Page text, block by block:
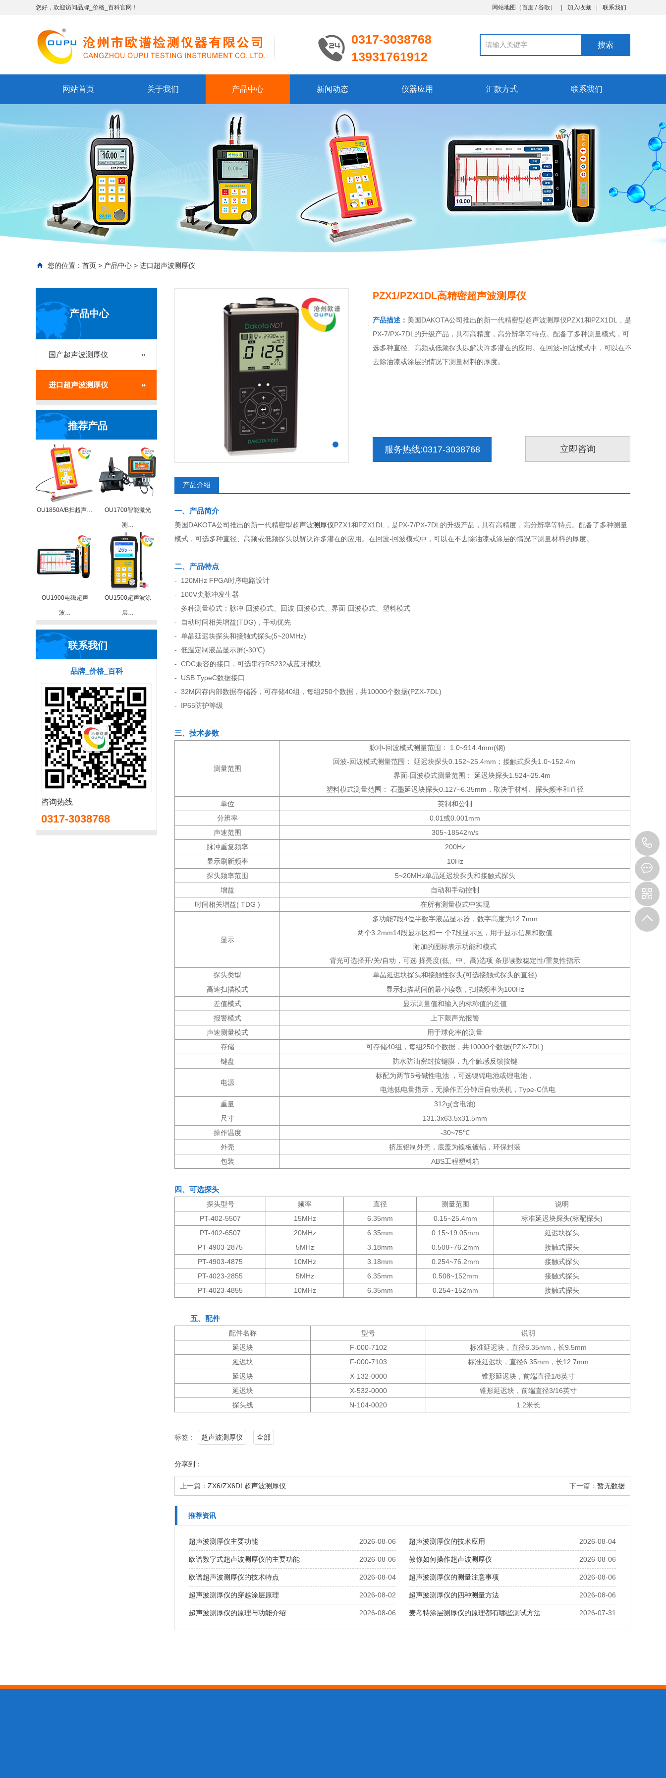
您好，欢迎访问品牌_价格_百科官网！ 网站地图 （百度 /谷歌 ） 加入收藏 联系我们
0317-3038768
13931761912
网站首页 关于我们 产品中心 新闻动态 仪器应用 汇款方式 联系我们
您的位置： 首页 > 产品中心 > 进口超声波测厚仪
产品中心
国产超声波测厚仪
进口超声波测厚仪
推荐产品
OU1850A/B扫超声… OU1700智能激光
测…
OU1900电磁超声
波…
OU1500超声波涂
层…
联系我们
品牌_价格_百科
咨询热线
0317-3038768
PZX1/PZX1DL高精密超声波测厚仪
产品描述： 美国DAKOTA公司推出的新一代精密型超声波测厚仪PZX1和PZX1DL，是
PX-7/PX-7DL的升级产品，具有高精度，高分辨率等特点。配备了多种测量模式，可
选多种直径、高频或低频探头以解决许多潜在的应用。在回波-回波模式中，可以在不
去除油漆或涂层的情况下测量材料的厚度。
服务热线:0317-3038768 立即咨询
产品介绍
一、产品简介
美国DAKOTA公司推出的新一代精密型超声波测厚仪PZX1和PZX1DL，是PX-7/PX-7DL的升级产品，具有高精度，高分辨率等特点。配备了多种测量
模式，可选多种直径、高频或低频探头以解决许多潜在的应用。在回波-回波模式中，可以在不去除油漆或涂层的情况下测量材料的厚度。
二、产品特点
- 120MHz FPGA时序电路设计
- 100V尖脉冲发生器
- 多种测量模式：脉冲-回波模式、回波-回波模式、界面-回波模式、塑料模式
- 自动时间相关增益(TDG)，手动优先
- 单晶延迟块探头和接触式探头(5~20MHz)
- 低温定制液晶显示屏(-30℃)
- CDC兼容的接口，可选串行RS232或蓝牙模块
- USB TypeC数据接口
- 32M闪存内部数据存储器，可存储40组，每组250个数据，共10000个数据(PZX-7DL)
- IP65防护等级
三、技术参数
测量范围
脉冲-回波模式测量范围： 1.0~914.4mm(钢)
回波-回波模式测量范围： 延迟块探头0.152~25.4mm；接触式探头1.0~152.4m
界面-回波模式测量范围： 延迟块探头1.524~25.4m
塑料模式测量范围： 石墨延迟块探头0.127~6.35mm，取决于材料、探头频率和直径
单位
英制和公制
分辨率
0.01或0.001mm
声速范围
305~18542m/s
脉冲重复频率
200Hz
显示刷新频率
10Hz
探头频率范围
5~20MHz单晶延迟块探头和接触式探头
增益
自动和手动控制
时间相关增益( TDG )
在所有测量模式中实现
显示
多功能7段4位半数字液晶显示器，数字高度为12.7mm
两个3.2mm14段显示区和一 个7段显示区，用于显示信息和数值
附加的图标表示功能和模式
背光可选择开/关/自动，可选 择亮度(低、中、高)选项 条形读数稳定性/重复性指示
探头类型
单晶延迟块探头和接触性探头(可选接触式探头的直径)
高速扫描模式
显示扫描期间的最小读数，扫描频率为100Hz
差值模式
显示测量值和输入的标称值的差值
报警模式
上下限声光报警
声速测量模式
用于球化率的测量
存储
可存储40组，每组250个数据，共10000个数据(PZX-7DL)
键盘
防水防油密封按键膜，九个触感反馈按键
电源
标配为两节5号碱性电池 ，可选镍镉电池或锂电池，
电池低电量指示，无操作五分钟后自动关机，Type-C供电
重量
312g(含电池)
尺寸
131.3x63.5x31.5mm
操作温度
-30~75℃
外壳
挤压铝制外壳，底盖为镍板镀铝，环保封装
包装
ABS工程塑料箱
四、可选探头
探头型号 频率 直径 测量范围
说明
PT-402-5507
15MHz 6.35mm 0.15~25.4mm
标准延迟块探头(标配探头)
PT-402-6507
20MHz 6.35mm 0.15~19.05mm
延迟块探头
PT-4903-2875
5MHz 3.18mm 0.508~76.2mm
接触式探头
PT-4903-4875
10MHz 3.18mm 0.254~76.2mm
接触式探头
PT-4023-2855
5MHz 6.35mm 0.508~152mm
接触式探头
PT-4023-4855
10MHz 6.35mm 0.254~152mm 接触式探头
五、配件
配件名称 型号
说明
延迟块
F-000-7102
标准延迟块，直径6.35mm，长9.5mm
延迟块
F-000-7103
标准延迟块，直径6.35mm，长12.7mm
延迟块
X-132-0000
锥形延迟块，前端直径1/8英寸
延迟块
X-532-0000
锥形延迟块，前端直径3/16英寸
探头线
N-104-0020 1.2米长
标签： 超声波测厚仪 全部
分享到：
上一篇： ZX6/ZX6DL超声波测厚仪 下一篇： 暂无数据
推荐资讯
2026-08-06
超声波测厚仪主要功能 2026-08-04
超声波测厚仪的技术应用
2026-08-06
欧谱数字式超声波测厚仪的主要功能 2026-08-06
教你如何操作超声波测厚仪
2026-08-04
欧谱超声波测厚仪的技术特点 2026-08-06
超声波测厚仪的测量注意事项
2026-08-02
超声波测厚仪的穿越涂层原理 2026-08-06
超声波测厚仪的四种测量方法
2026-08-06
超声波测厚仪的原理与功能介绍 2026-07-31
麦考特涂层测厚仪的原理都有哪些测试方法